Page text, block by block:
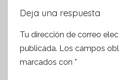
Deja una respuesta
Tu dirección de correo
publicada. Los campos
marcados con *